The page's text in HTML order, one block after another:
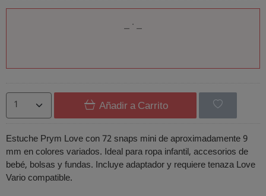
Añadir a Carrito
Estuche Prym Love con 72 snaps mini de aproximadamente 9
mm en colores variados. Ideal para ropa infantil, accesorios de
bebé, bolsas y fundas. Incluye adaptador y requiere tenaza Love
Vario compatible.